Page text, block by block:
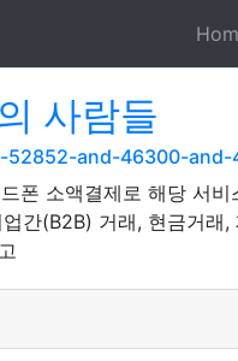
사람들
and-46300-
폰 소액결제로 해당 서
간(B2B) 거래, 현금거래